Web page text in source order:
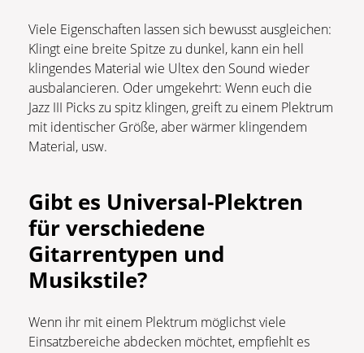
Viele Eigenschaften lassen sich bewusst ausgleichen:
Klingt eine breite Spitze zu dunkel, kann ein hell
klingendes Material wie Ultex den Sound wieder
ausbalancieren. Oder umgekehrt: Wenn euch die
Jazz III Picks zu spitz klingen, greift zu einem Plektrum
mit identischer Größe, aber wärmer klingendem
Material, usw.
Gibt es Universal-Plektren
für verschiedene
Gitarrentypen und
Musikstile?
Wenn ihr mit einem Plektrum möglichst viele
Einsatzbereiche abdecken möchtet, empfiehlt es